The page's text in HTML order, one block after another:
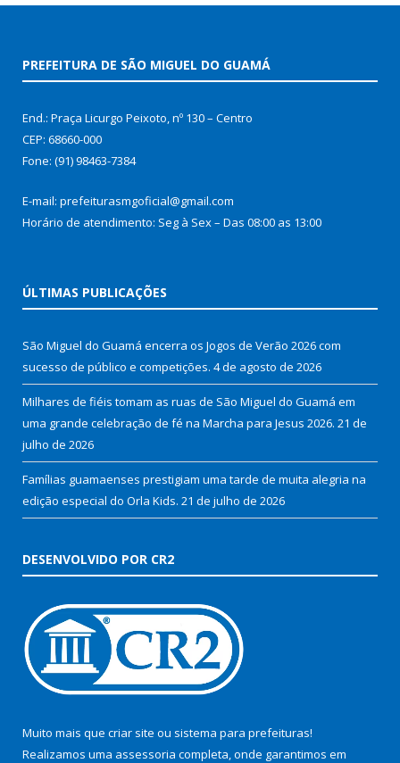
PREFEITURA DE SÃO MIGUEL DO GUAMÁ
End.: Praça Licurgo Peixoto, nº 130 – Centro
CEP: 68660-000
Fone: (91) 98463-7384
E-mail: prefeiturasmgoficial@gmail.com
Horário de atendimento: Seg à Sex – Das 08:00 as 13:00
ÚLTIMAS PUBLICAÇÕES
São Miguel do Guamá encerra os Jogos de Verão 2026 com
sucesso de público e competições. 4 de agosto de 2026
Milhares de fiéis tomam as ruas de São Miguel do Guamá em
uma grande celebração de fé na Marcha para Jesus 2026. 21 de
julho de 2026
Famílias guamaenses prestigiam uma tarde de muita alegria na
edição especial do Orla Kids. 21 de julho de 2026
DESENVOLVIDO POR CR2
Muito mais que criar site ou sistema para prefeituras!
Realizamos uma assessoria completa, onde garantimos em